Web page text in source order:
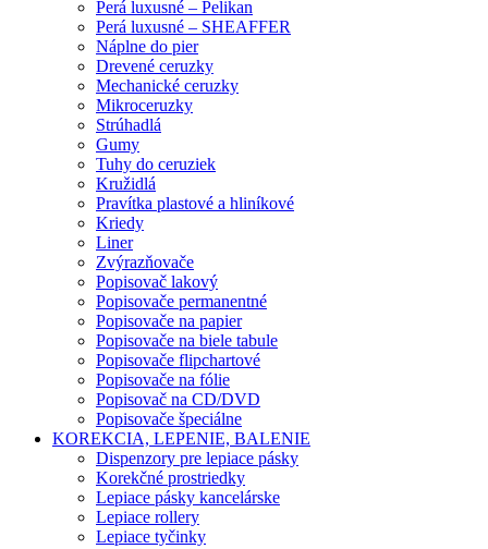
Perá luxusné – Pelikan
Perá luxusné – SHEAFFER
Náplne do pier
Drevené ceruzky
Mechanické ceruzky
Mikroceruzky
Strúhadlá
Gumy
Tuhy do ceruziek
Kružidlá
Pravítka plastové a hliníkové
Kriedy
Liner
Zvýrazňovače
Popisovač lakový
Popisovače permanentné
Popisovače na papier
Popisovače na biele tabule
Popisovače flipchartové
Popisovače na fólie
Popisovač na CD/DVD
Popisovače špeciálne
KOREKCIA, LEPENIE, BALENIE
Dispenzory pre lepiace pásky
Korekčné prostriedky
Lepiace pásky kancelárske
Lepiace rollery
Lepiace tyčinky